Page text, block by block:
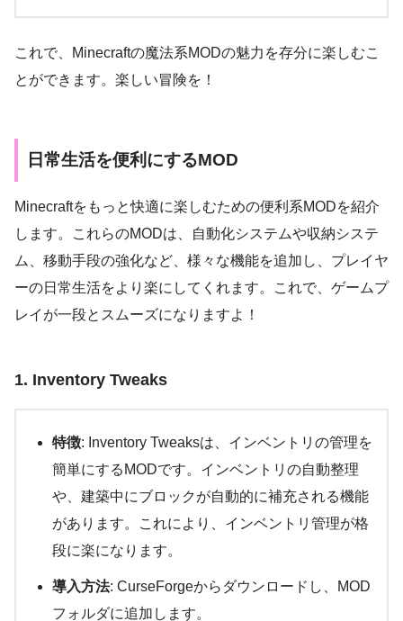
これで、Minecraftの魔法系MODの魅力を存分に楽しむこ
とができます。楽しい冒険を！
日常生活を便利にするMOD
Minecraftをもっと快適に楽しむための便利系MODを紹介
します。これらのMODは、自動化システムや収納システ
ム、移動手段の強化など、様々な機能を追加し、プレイヤ
ーの日常生活をより楽にしてくれます。これで、ゲームプ
レイが一段とスムーズになりますよ！
1. Inventory Tweaks
特徴: Inventory Tweaksは、インベントリの管理を
簡単にするMODです。インベントリの自動整理
や、建築中にブロックが自動的に補充される機能
があります。これにより、インベントリ管理が格
段に楽になります。
導入方法: CurseForgeからダウンロードし、MOD
フォルダに追加します。